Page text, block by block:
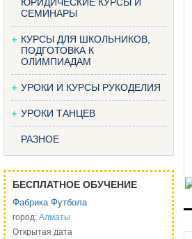
СЕМИНАРЫ
КУРСЫ ДЛЯ ШКОЛЬНИКОВ,
ПОДГОТОВКА К
ОЛИМПИАДАМ
УРОКИ И КУРСЫ РУКОДЕЛИЯ
УРОКИ ТАНЦЕВ
РАЗНОЕ
БЕСПЛАТНОЕ ОБУЧЕНИЕ
Фабрика Футбола
город: Алматы
Открытая дата